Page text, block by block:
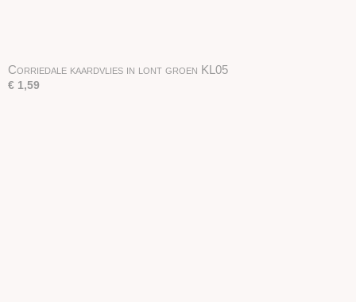
Corriedale kaardvlies in lont groen KL05
€ 1,59